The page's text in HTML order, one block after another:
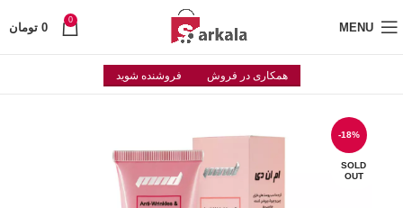
MENU
0
0 تومان
همکاری در فروش فروشنده شوید
-18%
SOLD
OUT